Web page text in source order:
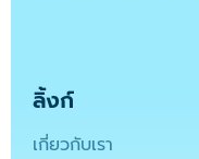
ลิ้งก์
เกี่ยวกับเรา